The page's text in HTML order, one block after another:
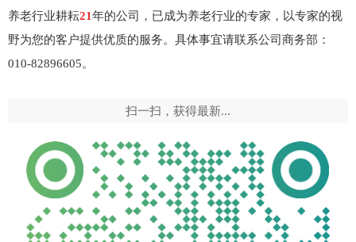
养老行业耕耘21年的公司，已成为养老行业的专家，以专家的视
野为您的客户提供优质的服务。具体事宜请联系公司商务部：
010-82896605。
扫一扫，获得最新...